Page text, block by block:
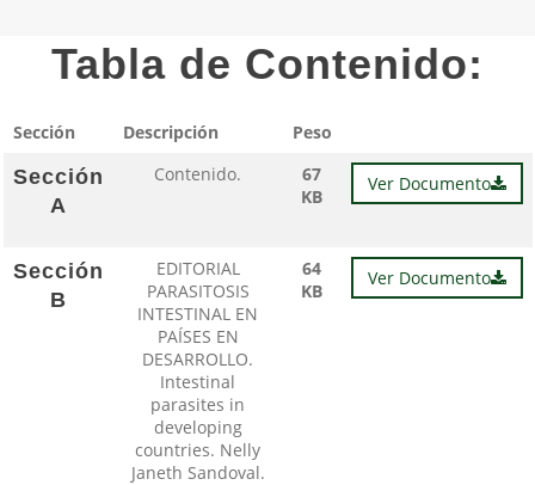
Tabla de Contenido:
Sección Descripción Peso
Sección
A
Contenido.
67
KB
Ver Documento
Sección
B
EDITORIAL
PARASITOSIS
INTESTINAL EN
PAÍSES EN
DESARROLLO.
Intestinal
parasites in
developing
countries. Nelly
Janeth Sandoval.
64
KB
Ver Documento